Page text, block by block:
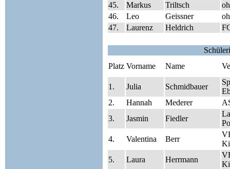
45.
Markus Triltsch
46.
Leo Geissner
47.
Laurenz Heldrich
Platz Vorname Name
1. Julia Schmidbauer
2.
Hannah Mederer
3.
Jasmin Fiedler
4.
Valentina Berr
5.
Laura Herrmann